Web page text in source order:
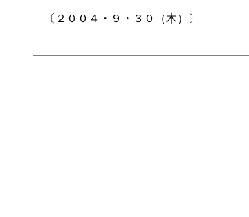
〔２００４・９・３０（木）〕